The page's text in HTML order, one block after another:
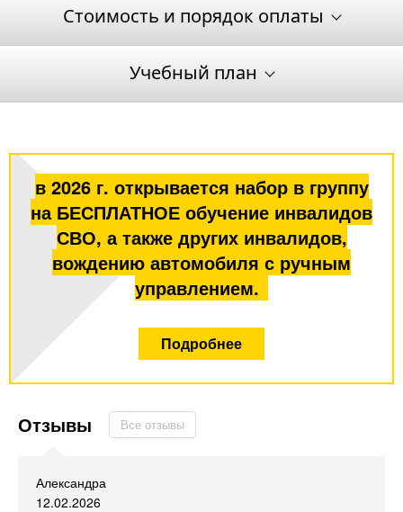
Стоимость и порядок оплаты
Учебный план
в 2026 г. открывается набор в группу
на БЕСПЛАТНОЕ обучение инвалидов
СВО, а также других инвалидов,
вождению автомобиля с ручным
управлением.
Подробнее
Отзывы Все отзывы
Александра
12.02.2026